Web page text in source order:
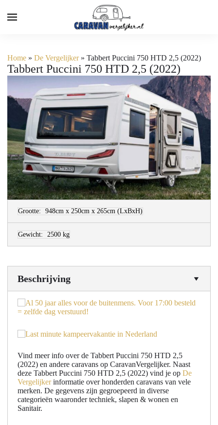
Home » De Vergelijker» Tabbert Puccini 750 HTD 2,5 (2022)
Tabbert Puccini 750 HTD 2,5 (2022)
Grootte: 948cm x 250cm x 265cm (LxBxH)
Gewicht: 2500 kg
Beschrijving
Vind meer info over de Tabbert Puccini 750 HTD 2,5
(2022) en andere caravans op CaravanVergelijker. Naast
deze Tabbert Puccini 750 HTD 2,5 (2022) vind je op De
Vergelijkerinformatie over honderden caravans van vele
merken. De gegevens zijn gegroepeerd in diverse
categorieën waaronder techniek, slapen & wonen en
Sanitair.